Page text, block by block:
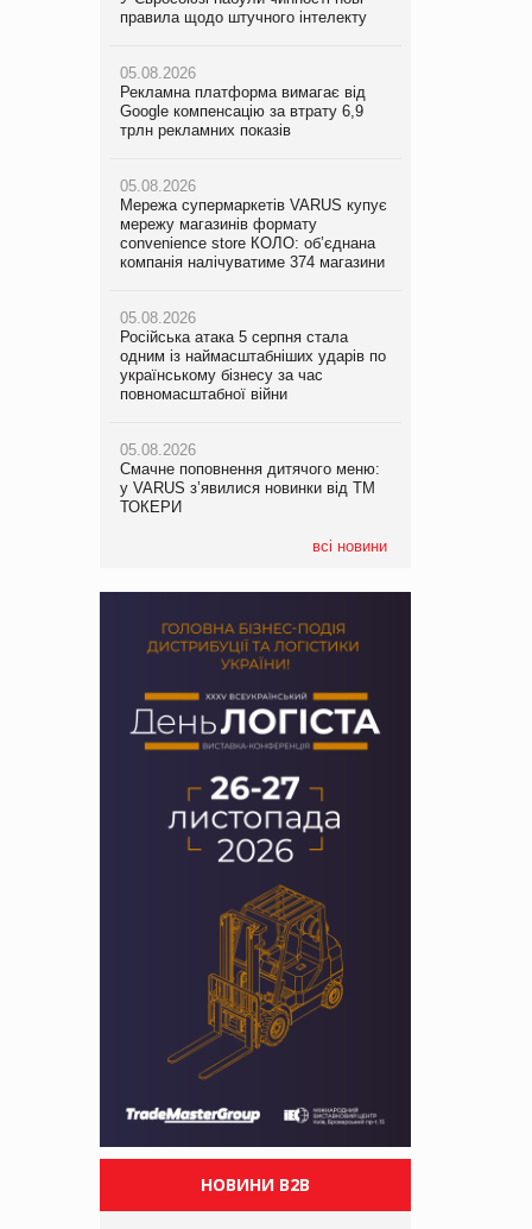
правила щодо штучного інтелекту
05.08.2026
Рекламна платформа вимагає від
Google компенсацію за втрату 6,9
трлн рекламних показів
05.08.2026
Мережа супермаркетів VARUS купує
мережу магазинів формату
convenience store КОЛО: об’єднана
компанія налічуватиме 374 магазини
05.08.2026
Російська атака 5 серпня стала
одним із наймасштабніших ударів по
українському бізнесу за час
повномасштабної війни
05.08.2026
Смачне поповнення дитячого меню:
у VARUS з’явилися новинки від ТМ
ТОКЕРИ
всі новини
мережу магазинів формату
05.08.2026
Російська атака 5 серпня стала
повномасштабної війни
05.08.2026
Смачне поповнення дитячого меню:
05.08.2026
Сергій Лісунов про заморожені
хлібобулочні вироби на
04.08.2026
Через атаку РФ у Дніпрі пошкоджено
склад шоколаду Millennium
правила щодо штучного інтелекту
05.08.2026
Рекламна платформа вимагає від
Google компенсацію за втрату 6,9
трлн рекламних показів
05.08.2026
Adidas витратила понад $1 млрд на
маркетинг за квартал
рекламі екологічних продуктів
05.08.2026
AstraZeneca обговорює найбільшу
НОВИНИ B2B